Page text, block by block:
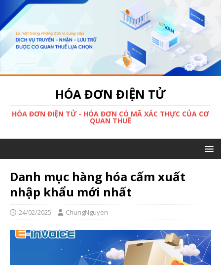
HÓA ĐƠN ĐIỆN TỬ
HÓA ĐƠN ĐIỆN TỬ - HÓA ĐƠN CÓ MÃ XÁC THỰC CỦA CƠ
QUAN THUẾ
Danh mục hàng hóa cấm xuất
nhập khẩu mới nhất
24/02/2025 ChungNguyen